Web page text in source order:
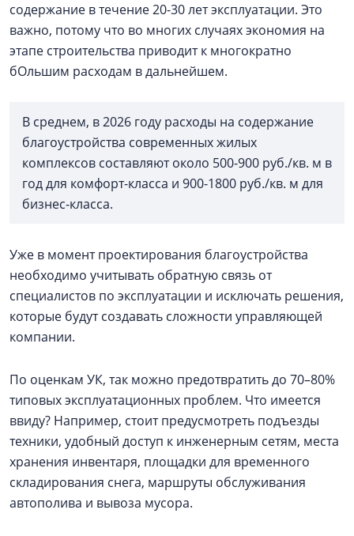
содержание в течение 20-30 лет эксплуатации. Это
важно, потому что во многих случаях экономия на
этапе строительства приводит к многократно
бОльшим расходам в дальнейшем.
В среднем, в 2026 году расходы на содержание
благоустройства современных жилых
комплексов составляют около 500-900 руб./кв. м в
год для комфорт-класса и 900-1800 руб./кв. м для
бизнес-класса.
Уже в момент проектирования благоустройства
необходимо учитывать обратную связь от
специалистов по эксплуатации и исключать решения,
которые будут создавать сложности управляющей
компании.
По оценкам УК, так можно предотвратить до 70–80%
типовых эксплуатационных проблем. Что имеется
ввиду? Например, стоит предусмотреть подъезды
техники, удобный доступ к инженерным сетям, места
хранения инвентаря, площадки для временного
складирования снега, маршруты обслуживания
автополива и вывоза мусора.